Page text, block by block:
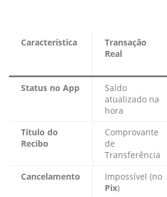
Característica
Transação
Real
Status no App
Saldo
atualizado na
hora
Título do
Recibo
Comprovante
de
Transferência
Cancelamento
Impossível (no
Pix)